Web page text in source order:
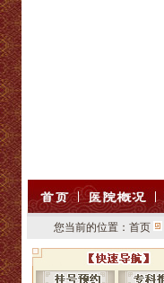
您当前的位置： 首页